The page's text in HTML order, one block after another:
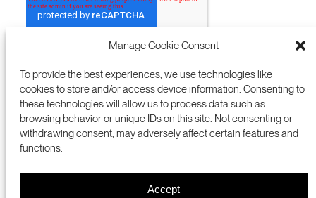
Manage Cookie Consent
To provide the best experiences, we use technologies like
cookies to store and/or access device information. Consenting to
these technologies will allow us to process data such as
browsing behavior or unique IDs on this site. Not consenting or
withdrawing consent, may adversely affect certain features and
functions.
Accept
プレスルーム